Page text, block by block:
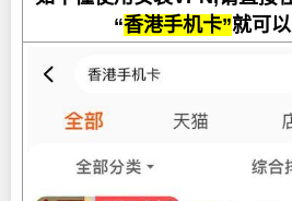
“香港手机卡”就可